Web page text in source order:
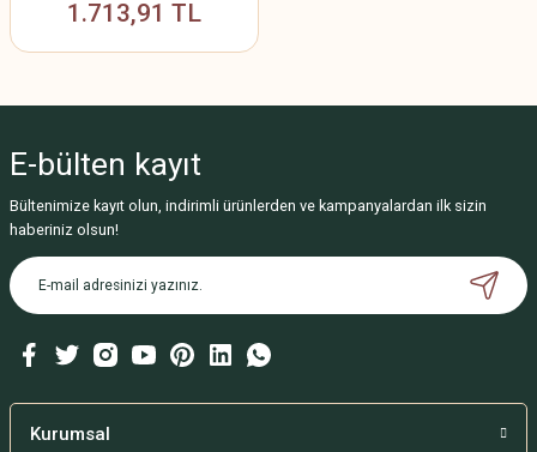
1.713,91 TL
E-bülten kayıt
Bültenimize kayıt olun, indirimli ürünlerden ve kampanyalardan ilk sizin
haberiniz olsun!
Kurumsal